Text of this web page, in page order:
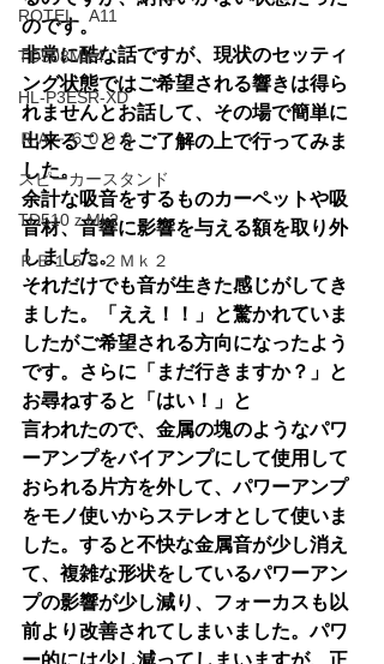
ROTEL A11
TD508MK4
HL-P3ESR-XD
ＲＡ－６０００
スピーカースタンド
TD510ｚMk2
ＲＢ１５８２Ｍｋ２
のです。
非常に酷な話ですが、現状のセッティ
ング状態ではご希望される響きは得ら
れませんとお話して、その場で簡単に
出来ることをご了解の上で行ってみま
した。
余計な吸音をするものカーペットや吸
音材、音響に影響を与える額を取り外
しました。
それだけでも音が生きた感じがしてき
ました。「ええ！！」と驚かれていま
したがご希望される方向になったよう
です。さらに「まだ行きますか？」と
お尋ねすると「はい！」と
言われたので、金属の塊のようなパワ
ーアンプをバイアンプにして使用して
おられる片方を外して、パワーアンプ
をモノ使いからステレオとして使いま
した。すると不快な金属音が少し消え
て、複雑な形状をしているパワーアン
プの影響が少し減り、フォーカスも以
前より改善されてしまいました。パワ
ー的には少し減ってしまいますが、正